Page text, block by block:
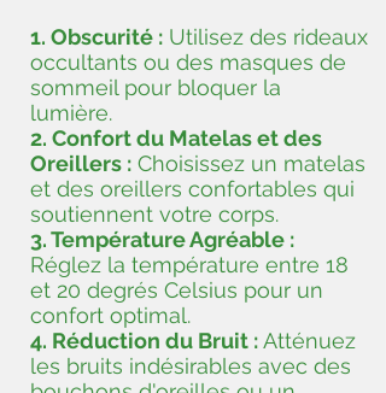
1. Obscurité : Utilisez des rideaux
occultants ou des masques de
sommeil pour bloquer la
lumière.
2. Confort du Matelas et des
Oreillers : Choisissez un matelas
et des oreillers confortables qui
soutiennent votre corps.
3. Température Agréable :
Réglez la température entre 18
et 20 degrés Celsius pour un
confort optimal.
4. Réduction du Bruit :Atténuez
les bruits indésirables avec des